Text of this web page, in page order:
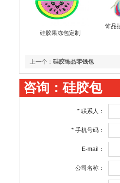
硅胶果冻包定制
饰品
上一个： 硅胶饰品零钱包
咨询：硅胶包
* 联系人：
* 手机号码：
E-mail：
公司名称：